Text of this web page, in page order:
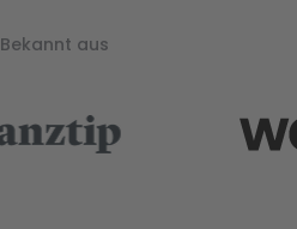
Bekannt aus